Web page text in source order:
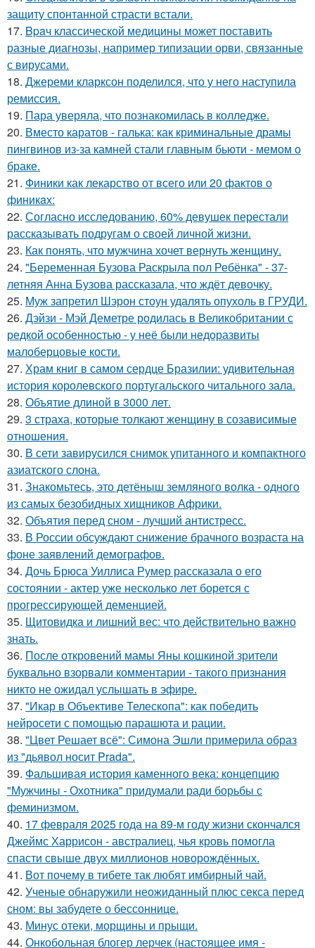
защиту спонтанной страсти встали.
17. Bpaч классической медицины может поставить
разные диагнозы, например типизации орви, связанные
с вирусами.
18. Джереми кларксон поделился, что у него наступила
ремиссия.
19. Пара уверяла, что познакомилась в колледже.
20. Вместо каратов - галька: как криминальные драмы
пингвинов из-за камней стали главным бьюти - мемом о
браке.
21. Финики как лекарство от всего или 20 фактов о
финикaх:
22. Согласно исследованию, 60% девушек перестали
рассказывать подругам о своей личной жизни.
23. Как понять, что мужчина хочет вернуть женщину.
24. "Беременная Бузова Раскрыла пол Ребёнка" - 37-
летняя Анна Бузова рассказала, что ждёт девочку.
25. Муж запретил Шэрон стоун удалять опухоль в ГРУДИ.
26. Дэйзи - Мэй Деметре родилась в Великобритании с
редкой особенностью - у неё были недоразвиты
малоберцовые кости.
27. Храм книг в самом сердце Бразилии: удивительная
история королевского португальского читального зала.
28. Объятие длиной в 3000 лет.
29. 3 страха, которые толкают женщину в созависимые
отношения.
30. В сети завирусился снимок упитанного и компактного
азиатского слона.
31. Знакомьтесь, это детёныш земляного волка - одного
из самых безобидных хищников Африки.
32. Объятия перед сном - лучший антистресс.
33. В России обсуждают снижение брачного возраста на
фоне заявлений демографов.
34. Дочь Брюса Уиллиса Румер рассказала о его
состоянии - актер уже несколько лет борется с
прогрессирующей деменцией.
35. Щитовидка и лишний вес: что действительно важно
знать.
36. После откровений мамы Яны кошкиной зрители
буквально взорвали комментарии - такого признания
никто не ожидал услышать в эфире.
37. "Икар в Объективе Телескопа": как победить
нейросети с помощью парашюта и рации.
38. "Цвет Решает всё": Симона Эшли примерила образ
из "дьявол носит Prada".
39. Фальшивая история каменного века: концепцию
"Мужчины - Охотника" придумали ради борьбы с
феминизмом.
40. 17 февраля 2025 года на 89-м году жизни скончался
Джеймс Харрисон - австралиец, чья кровь помогла
спасти свыше двух миллионов новорождённых.
41. Вот почему в тибете так любят имбирный чай.
42. Ученые обнаружили неожиданный плюс секса перед
сном: вы забудете о бессоннице.
43. Минус отеки, морщины и прыщи.
44. Онкобольная блогер лерчек (настоящее имя -